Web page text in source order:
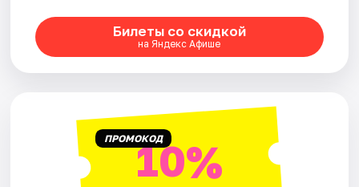
Билеты со скидкой
на Яндекс Афише
ПРОМОКОД10%